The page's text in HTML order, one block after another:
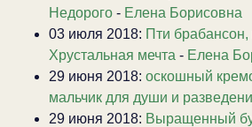
Недорого - Елена Борисовна
03 июля 2018: Пти
Хрустальная мечта - Елена
29 июня 2018: оскошный
мальчик для души и
29 июня 2018: Выращенный